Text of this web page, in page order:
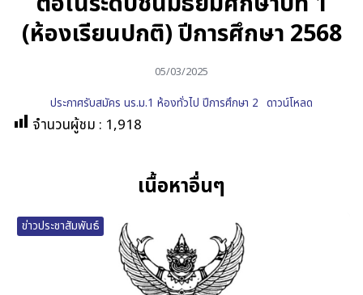
(ห้องเรียนปกติ) ปีการศึกษา 2568
05/03/2025
ประกาศรับสมัคร นร.ม.1 ห้องทั่วไป ปีการศึกษา 2 ดาวน์โหลด
จำนวนผู้ชม : 1,918
เนื้อหาอื่นๆ
ข่าวประชาสัมพันธ์